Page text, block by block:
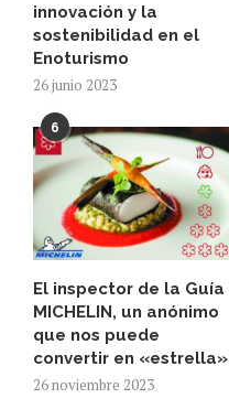
innovación y la
sostenibilidad en el
Enoturismo
26 junio 2023
6
El inspector de la Guía
MICHELIN, un anónimo
que nos puede
convertir en «estrella»
26 noviembre 2023